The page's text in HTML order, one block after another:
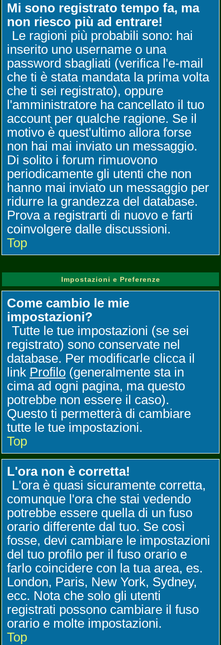
Mi sono registrato tempo fa, ma
non riesco più ad entrare!
Le ragioni più probabili sono: hai
inserito uno username o una
password sbagliati (verifica l'e-mail
che ti è stata mandata la prima volta
che ti sei registrato), oppure
l'amministratore ha cancellato il tuo
account per qualche ragione. Se il
motivo è quest'ultimo allora forse
non hai mai inviato un messaggio.
Di solito i forum rimuovono
periodicamente gli utenti che non
hanno mai inviato un messaggio per
ridurre la grandezza del database.
Prova a registrarti di nuovo e farti
coinvolgere dalle discussioni.
Top
Impostazioni e Preferenze
Come cambio le mie
impostazioni?
Tutte le tue impostazioni (se sei
registrato) sono conservate nel
database. Per modificarle clicca il
link Profilo (generalmente sta in
cima ad ogni pagina, ma questo
potrebbe non essere il caso).
Questo ti permetterà di cambiare
tutte le tue impostazioni.
Top
L'ora non è corretta!
L'ora è quasi sicuramente corretta,
comunque l'ora che stai vedendo
potrebbe essere quella di un fuso
orario differente dal tuo. Se così
fosse, devi cambiare le impostazioni
del tuo profilo per il fuso orario e
farlo coincidere con la tua area, es.
London, Paris, New York, Sydney,
ecc. Nota che solo gli utenti
registrati possono cambiare il fuso
orario e molte impostazioni.
Top